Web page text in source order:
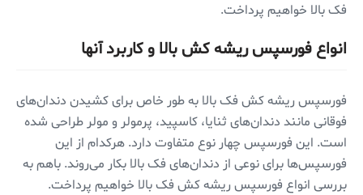
فک بالا خواهیم پرداخت.
انواع فورسپس ریشه کش بالا و کاربرد آنها
فورسپس ریشه کش فک بالا به طور خاص برای کشیدن دندان‌های
فوقانی مانند دندان‌های ثنایا، کاسپید، پرمولر و مولر طراحی شده
است. این فورسپس چهار نوع متفاوت دارد. هرکدام از این
فورسپس‌ها برای نوعی از دندان‌های فک بالا بکار می‌روند. باهم به
بررسی انواع فورسپس ریشه کش فک بالا خواهیم پرداخت.